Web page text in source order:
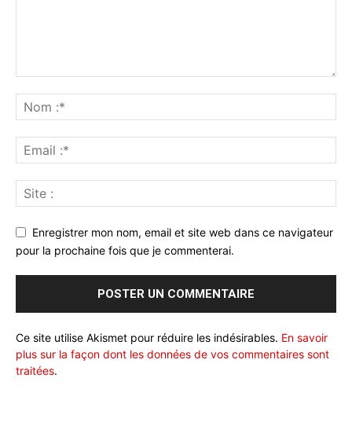
Enregistrer mon nom, email et site web dans ce navigateur
pour la prochaine fois que je commenterai.
Ce site utilise Akismet pour réduire les indésirables. En savoir
plus sur la façon dont les données de vos commentaires sont
traitées.